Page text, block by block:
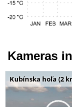
Kameras
Kubínska hoľa (2